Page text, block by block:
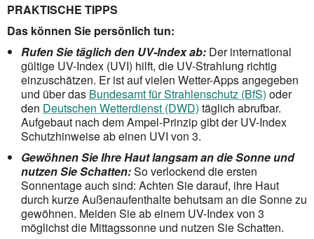
PRAKTISCHE TIPPS
Das können Sie persönlich tun:
Rufen Sie täglich den UV-Index ab: Der international
gültige UV-Index (UVI) hilft, die UV-Strahlung richtig
einzuschätzen. Er ist auf vielen Wetter-Apps angegeben
und über das Bundesamt für Strahlenschutz (BfS) oder
den Deutschen Wetterdienst (DWD) täglich abrufbar.
Aufgebaut nach dem Ampel-Prinzip gibt der UV-Index
Schutzhinweise ab einen UVI von 3.
Gewöhnen Sie Ihre Haut langsam an die Sonne und
nutzen Sie Schatten:So verlockend die ersten
Sonnentage auch sind: Achten Sie darauf, ihre Haut
durch kurze Außenaufenthalte behutsam an die Sonne zu
gewöhnen. Meiden Sie ab einem UV-Index von 3
möglichst die Mittagssonne und nutzen Sie Schatten.